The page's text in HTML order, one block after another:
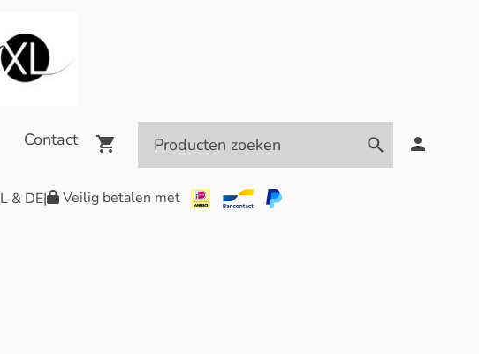
Contact
& DE| Veilig betalen met